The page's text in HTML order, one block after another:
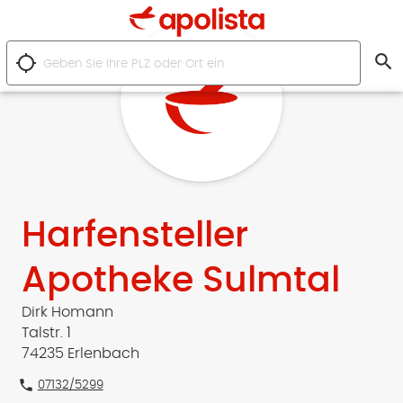
location_searching search
Harfensteller
Apotheke Sulmtal
Dirk Homann
Talstr. 1
74235 Erlenbach
phone 07132/5299